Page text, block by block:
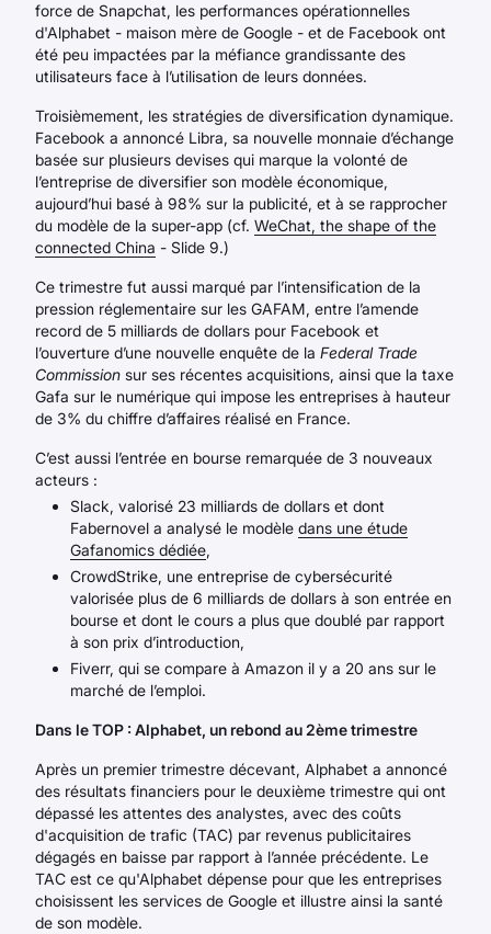
force de Snapchat, les performances opérationnelles
d'Alphabet - maison mère de Google - et de Facebook ont
été peu impactées par la méfiance grandissante des
utilisateurs face à l’utilisation de leurs données.
Troisièmement, les stratégies de diversification dynamique.
Facebook a annoncé Libra, sa nouvelle monnaie d’échange
basée sur plusieurs devises qui marque la volonté de
l’entreprise de diversifier son modèle économique,
aujourd’hui basé à 98% sur la publicité, et à se rapprocher
du modèle de la super-app (cf. WeChat, the shape of the
connected China - Slide 9.)
Ce trimestre fut aussi marqué par l’intensification de la
pression réglementaire sur les GAFAM, entre l’amende
record de 5 milliards de dollars pour Facebook et
l’ouverture d’une nouvelle enquête de la Federal Trade
Commission sur ses récentes acquisitions, ainsi que la taxe
Gafa sur le numérique qui impose les entreprises à hauteur
de 3% du chiffre d’affaires réalisé en France.
C’est aussi l’entrée en bourse remarquée de 3 nouveaux
acteurs :
Slack, valorisé 23 milliards de dollars et dont
Fabernovel a analysé le modèle dans une étude
Gafanomics dédiée,
CrowdStrike, une entreprise de cybersécurité
valorisée plus de 6 milliards de dollars à son entrée en
bourse et dont le cours a plus que doublé par rapport
à son prix d’introduction,
Fiverr, qui se compare à Amazon il y a 20 ans sur le
marché de l’emploi.
Dans le TOP : Alphabet, un rebond au 2ème trimestre
Après un premier trimestre décevant, Alphabet a annoncé
des résultats financiers pour le deuxième trimestre qui ont
dépassé les attentes des analystes, avec des coûts
d'acquisition de trafic (TAC) par revenus publicitaires
dégagés en baisse par rapport à l’année précédente. Le
TAC est ce qu'Alphabet dépense pour que les entreprises
choisissent les services de Google et illustre ainsi la santé
de son modèle.